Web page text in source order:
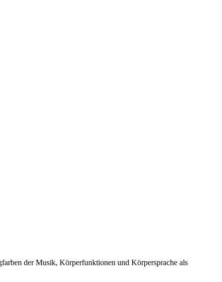
der Musik, Körperfunktionen und Körpersprache als